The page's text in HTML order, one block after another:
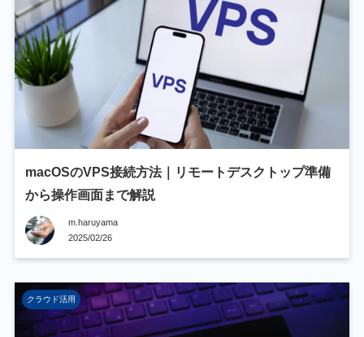
macOSのVPS接続方法｜リモートデスクトップ準備
から操作画面まで解説
m.haruyama
2025/02/26
クラウド活用